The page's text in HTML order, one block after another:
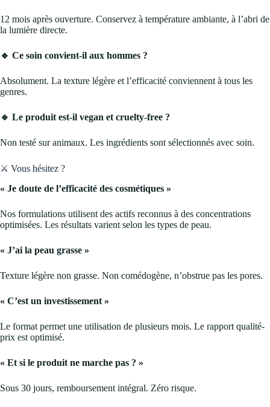
12 mois après ouverture. Conservez à température ambiante, à l’abri de
la lumière directe.
🔹 Ce soin convient-il aux hommes ?
Absolument. La texture légère et l’efficacité conviennent à tous les
genres.
🔹 Le produit est-il vegan et cruelty-free ?
Non testé sur animaux. Les ingrédients sont sélectionnés avec soin.
⚔️ Vous hésitez ?
« Je doute de l’efficacité des cosmétiques »
Nos formulations utilisent des actifs reconnus à des concentrations
optimisées. Les résultats varient selon les types de peau.
« J’ai la peau grasse »
Texture légère non grasse. Non comédogène, n’obstrue pas les pores.
« C’est un investissement »
Le format permet une utilisation de plusieurs mois. Le rapport qualité-
prix est optimisé.
« Et si le produit ne marche pas ? »
Sous 30 jours, remboursement intégral. Zéro risque.